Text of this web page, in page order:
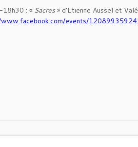
: « Sacres» d’Etienne Aussel et
events/